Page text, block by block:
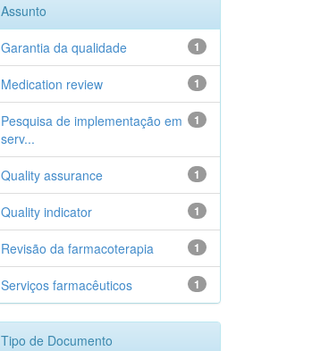
Assunto
1
Garantia da qualidade
1
Medication review
1
Pesquisa de implementação em
serv...
1
Quality assurance
1
Quality indicator
1
Revisão da farmacoterapia
1
Serviços farmacêuticos
Tipo de Documento